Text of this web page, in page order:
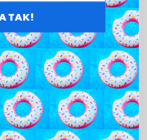
TAK!